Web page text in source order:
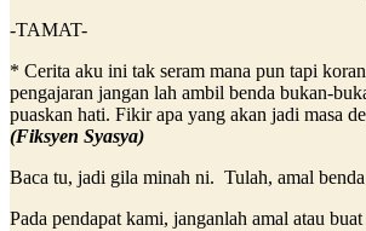
-TAMAT-
* Cerita aku ini tak seram mana pun tapi
pengajaran jangan lah ambil benda bukan-
puaskan hati. Fikir apa yang akan jadi masa
(Fiksyen Syasya)
Baca tu, jadi gila minah ni. Tulah, amal
Pada pendapat kami, janganlah amal atau